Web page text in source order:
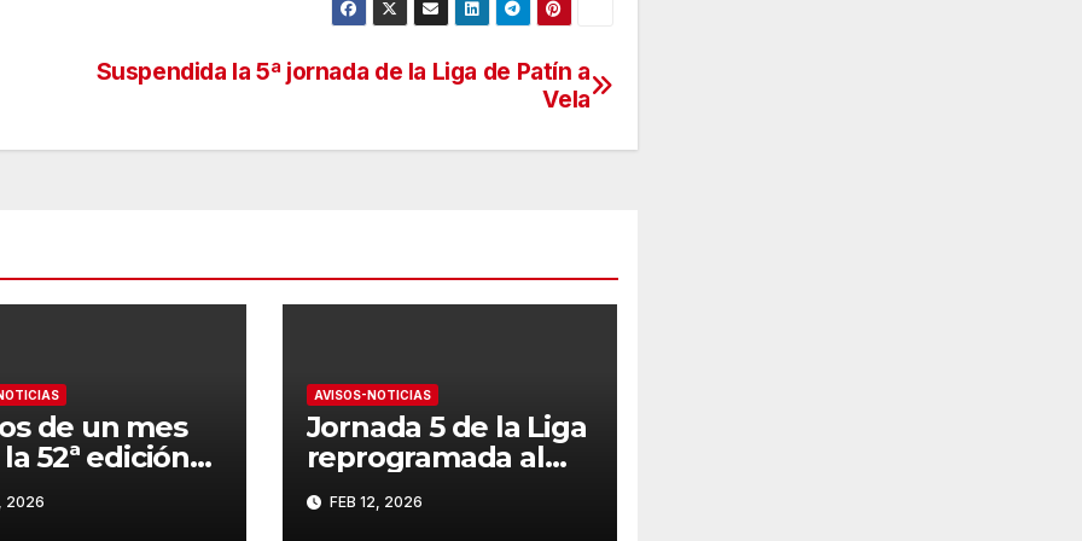
Suspendida la 5ª jornada de la Liga de Patín a
Vela
de un mes
52ª edición
DE
2026
AVISOS-NOTICIAS
Jornada 5 de la Liga
reprogramada al
domingo
FEB 12, 2026